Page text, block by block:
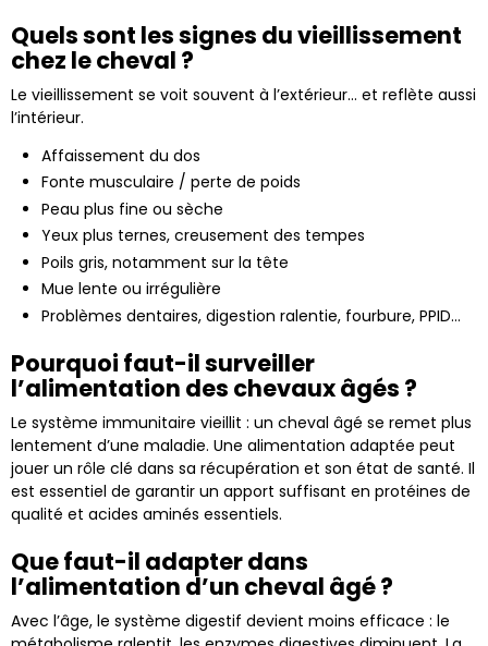
Quels sont les signes du vieillissement
chez le cheval ?
Le vieillissement se voit souvent à l’extérieur… et reflète aussi
l’intérieur.
Affaissement du dos
Fonte musculaire / perte de poids
Peau plus fine ou sèche
Yeux plus ternes, creusement des tempes
Poils gris, notamment sur la tête
Mue lente ou irrégulière
Problèmes dentaires, digestion ralentie, fourbure, PPID…
Pourquoi faut-il surveiller
l’alimentation des chevaux âgés ?
Le système immunitaire vieillit : un cheval âgé se remet plus
lentement d’une maladie. Une alimentation adaptée peut
jouer un rôle clé dans sa récupération et son état de santé. Il
est essentiel de garantir un apport suffisant en protéines de
qualité et acides aminés essentiels.
Que faut-il adapter dans
l’alimentation d’un cheval âgé ?
Avec l’âge, le système digestif devient moins efficace : le